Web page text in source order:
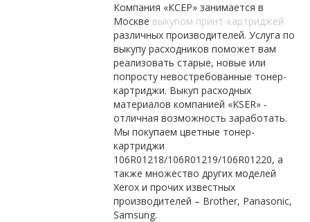
Компания «КСЕР» занимается в
Москве выкупом принт-картриджей
различных производителей. Услуга по
выкупу расходников поможет вам
реализовать старые, новые или
попросту невостребованные тонер-
картриджи. Выкуп расходных
материалов компанией «KSER» -
отличная возможность заработать.
Мы покупаем цветные тонер-
картриджи
106R01218/106R01219/106R01220, а
также множество других моделей
Xerox и прочих известных
производителей – Brother, Panasonic,
Samsung.